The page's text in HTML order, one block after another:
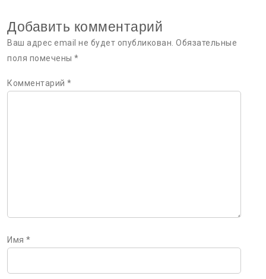
Добавить комментарий
Ваш адрес email не будет опубликован. Обязательные
поля помечены *
Комментарий *
Имя *